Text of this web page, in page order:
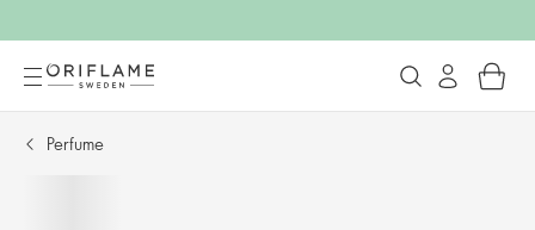
Perfume